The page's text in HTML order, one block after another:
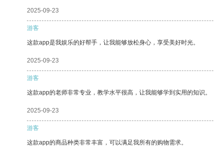
2025-09-23
游客
这款app是我娱乐的好帮手，让我能够放松身心，享受美好时光。
2025-09-23
游客
这款app的老师非常专业，教学水平很高，让我能够学到实用的知识。
2025-09-23
游客
这款app的商品种类非常丰富，可以满足我所有的购物需求。